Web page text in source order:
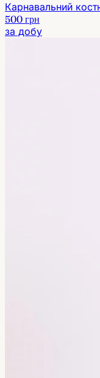
Карнавальний
500 грн
за добу